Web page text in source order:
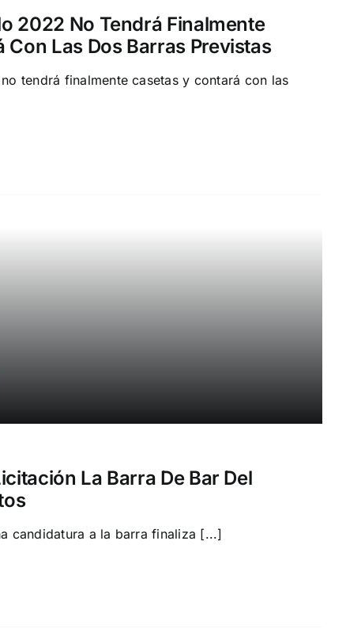
2022 No Tendrá Finalmente
Con Las Dos Barras Previstas
tendrá finalmente casetas y contará con las
La Barra De Bar Del
candidatura a la barra finaliza [...]